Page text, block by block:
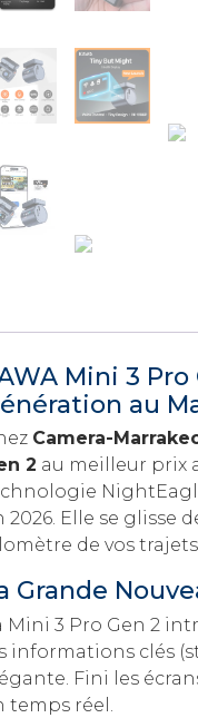
Mini 3
au
Camera-
2 au meilleur prix
2026. Elle se glisse
de vos
Grande
Mini 3 Pro Gen 2
informations clés
Fini les
temps réel.